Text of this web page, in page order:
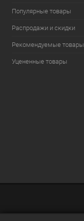
Популярные товары
Распродажи и скидки
Рекомендуемые товары
Уцененные товары